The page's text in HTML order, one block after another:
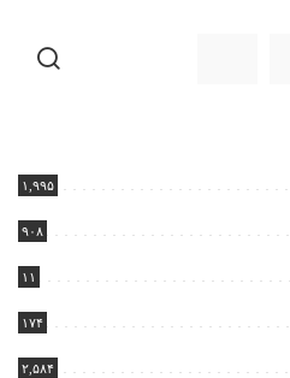
۱,۹۹۵
۹۰۸
۱۱
۱۷۴
۲,۵۸۴